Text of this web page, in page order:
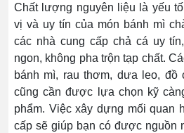
Chất lượng nguyên liệu là yếu
vị và uy tín của món bánh mì
các nhà cung cấp chả cá uy
ngon, không pha trộn tạp chất.
bánh mì, rau thơm, dưa leo, đồ
cũng cần được lựa chọn kỹ
phẩm. Việc xây dựng mối quan
cấp sẽ giúp bạn có được nguồn